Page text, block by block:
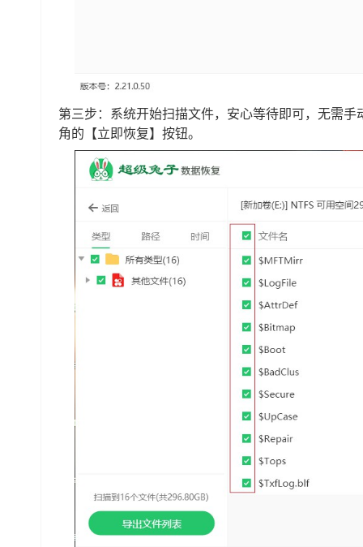
第三步：系统开始扫描文件，安心等待即可，无需
角的【立即恢复】按钮。